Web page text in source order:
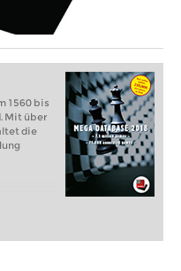
1560 bis
Mit über
die